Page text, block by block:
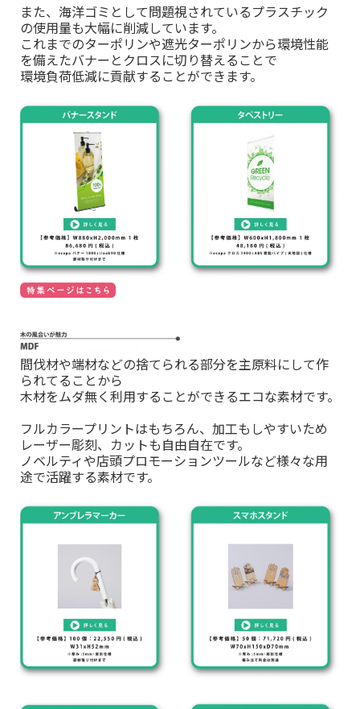
また、海洋ゴミとして問題視されているプラスチック
の使用量も大幅に削減しています。
これまでのターポリンや遮光ターポリンから環境性能
を備えたバナーとクロスに切り替えることで
環境負荷低減に貢献することができます。
間伐材や端材などの捨てられる部分を主原料にして作
られてることから
木材をムダ無く利用することができるエコな素材です。
フルカラープリントはもちろん、加工もしやすいため
レーザー彫刻、カットも自由自在です。
ノベルティや店頭プロモーションツールなど様々な用
途で活躍する素材です。